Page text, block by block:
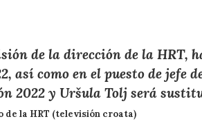
de la dirección de la HRT,
así como en el puesto de jefe
2022 yUršula Tolj será
de la HRT (televisión croata)